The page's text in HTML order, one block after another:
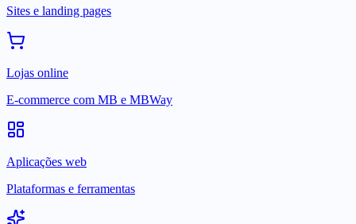
Sites e landing pages
Lojas online
E-commerce com MB e MBWay
Aplicações web
Plataformas e ferramentas